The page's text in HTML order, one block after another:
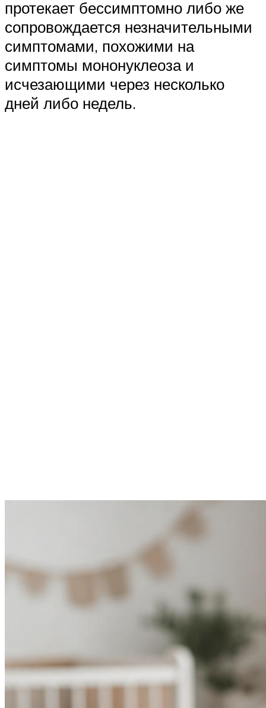
протекает бессимптомно либо же
сопровождается незначительными
симптомами, похожими на
симптомы мононуклеоза и
исчезающими через несколько
дней либо недель.